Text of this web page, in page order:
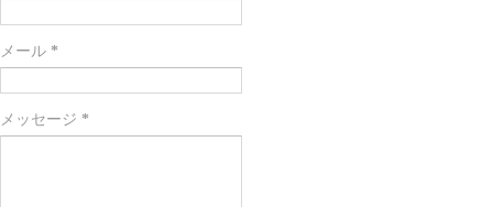
メール *
メッセージ *